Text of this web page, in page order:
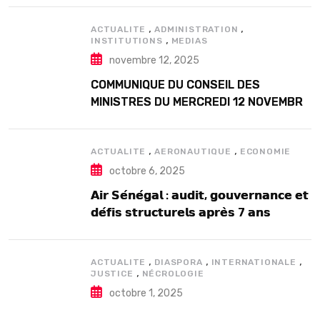
ACTUALITE ,ADMINISTRATION ,
INSTITUTIONS , MEDIAS
novembre 12, 2025
COMMUNIQUE DU CONSEIL DES
MINISTRES DU MERCREDI 12 NOVEMBRE
ACTUALITE ,AERONAUTIQUE , ECONOMIE
octobre 6, 2025
𝗔𝗶𝗿 𝗦𝗲́𝗻𝗲́𝗴𝗮𝗹 : 𝗮𝘂𝗱𝗶𝘁, 𝗴𝗼𝘂𝘃𝗲𝗿𝗻𝗮𝗻𝗰𝗲 𝗲𝘁
𝗱𝗲́𝗳𝗶𝘀 𝘀𝘁𝗿𝘂𝗰𝘁𝘂𝗿𝗲𝗹𝘀 𝗮𝗽𝗿𝗲̀𝘀 7 𝗮𝗻𝘀
ACTUALITE , DIASPORA , INTERNATIONALE ,
JUSTICE , NÉCROLOGIE
octobre 1, 2025